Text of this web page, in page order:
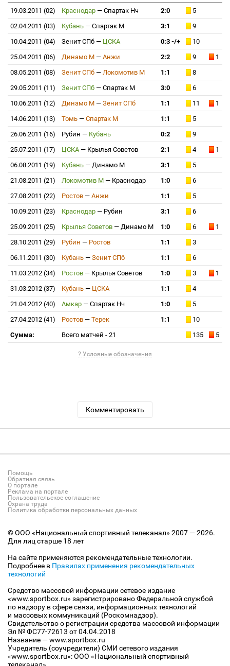
19.03.2011 (02)
Краснодар — Спартак Нч 2:0
5
02.04.2011 (03)
Кубань — Спартак М 3:1
9
10.04.2011 (04)
Зенит СПб — ЦСКА 0:3 -/+
10
25.04.2011 (06)
Динамо М — Анжи 2:2 9
1
08.05.2011 (08)
Зенит СПб — Локомотив М 1:1
8
29.05.2011 (11)
Зенит СПб — Спартак М 3:0
6
10.06.2011 (12)
Динамо М — Зенит СПб 1:1 11
1
14.06.2011 (13)
Томь — Спартак М 1:1
5
26.06.2011 (16)
Рубин — Кубань 0:2
9
25.07.2011 (17)
ЦСКА— Крылья Советов 2:1 4
1
06.08.2011 (19)
Кубань — Динамо М 3:1
5
21.08.2011 (21)
Локомотив М — Краснодар 1:0
6
27.08.2011 (22)
Ростов — Анжи 1:1
5
10.09.2011 (23)
Краснодар — Рубин 3:1
6
25.09.2011 (25)
Крылья Советов — Динамо М 1:0 6
1
28.10.2011 (29)
Рубин — Ростов 1:1
3
06.11.2011 (30)
Кубань — Зенит СПб 1:1
6
11.03.2012 (34)
Ростов — Крылья Советов 1:0 3
1
31.03.2012 (37)
Кубань — ЦСКА 1:1
4
21.04.2012 (40)
Амкар — Спартак Нч 1:0
5
27.04.2012 (41)
Ростов — Терек 1:1
10
Сумма:
Всего матчей - 21 135 5
? Условные обозначения
Комментировать
Помощь
Обратная связь
О портале
Реклама на портале
Пользовательское соглашение
Охрана труда
Политика обработки персональных данных
© ООО «Национальный спортивный телеканал» 2007 — 2026.
Для лиц старше 18 лет
На сайте применяются рекомендательные технологии.
Подробнее в Правилах применения рекомендательных
технологий
Средство массовой информации сетевое издание
«www.sportbox.ru» зарегистрировано Федеральной службой
по надзору в сфере связи, информационных технологий
и массовых коммуникаций (Роскомнадзор).
Свидетельство о регистрации средства массовой информации
Эл № ФС77-72613 от 04.04.2018
Название — www.sportbox.ru
Учредитель (соучредители) СМИ сетевого издания
«www.sportbox.ru»: ООО «Национальный спортивный